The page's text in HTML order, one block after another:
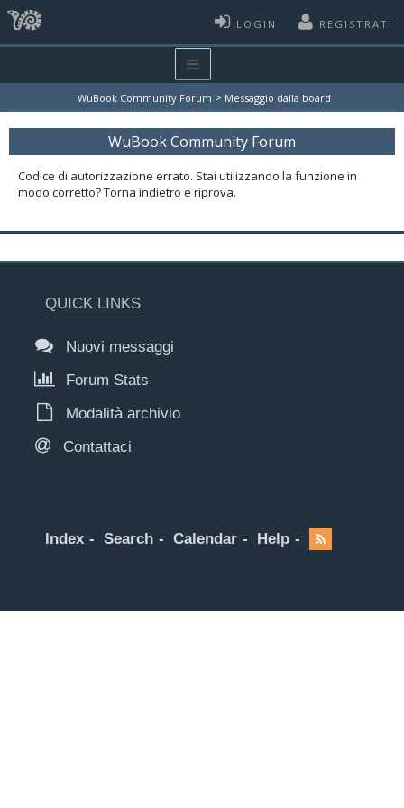
LOGIN REGISTRATI
WuBook Community Forum > Messaggio dalla board
WuBook Community Forum
Codice di autorizzazione errato. Stai utilizzando la funzione in
modo corretto? Torna indietro e riprova.
QUICK LINKS
Nuovi messaggi
Forum Stats
Modalità archivio
Contattaci
Index Search Calendar Help